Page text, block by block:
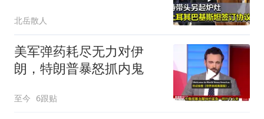
北岳散人
美军弹药耗尽无力对伊
朗，特朗普暴怒抓内鬼
至今 6跟贴